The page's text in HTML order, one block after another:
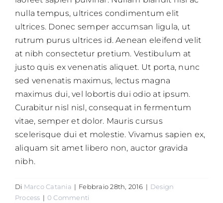
Certificazioni
Clienti
Contatti
nulla tempus, ultrices condimentum elit
ultrices. Donec semper accumsan ligula, ut
rutrum purus ultrices id. Aenean eleifend velit
at nibh consectetur pretium. Vestibulum at
justo quis ex venenatis aliquet. Ut porta, nunc
sed venenatis maximus, lectus magna
maximus dui, vel lobortis dui odio at ipsum.
Curabitur nisl nisl, consequat in fermentum
vitae, semper et dolor. Mauris cursus
scelerisque dui et molestie. Vivamus sapien ex,
aliquam sit amet libero non, auctor gravida
nibh.
Di Marco Catania | Febbraio 28th, 2016 | Design
Process | 0 Commenti